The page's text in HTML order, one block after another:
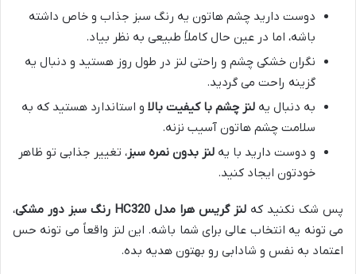
دوست دارید چشم هاتون یه رنگ سبز جذاب و خاص داشته
باشه، اما در عین حال کاملاً طبیعی به نظر بیاد.
نگران خشکی چشم و راحتی لنز در طول روز هستید و دنبال یه
گزینه راحت می گردید.
به دنبال یه لنز چشم با کیفیت بالا و استاندارد هستید که به
سلامت چشم هاتون آسیب نزنه.
و دوست دارید با یه لنز بدون نمره سبز، تغییر جذابی تو ظاهر
خودتون ایجاد کنید.
پس شک نکنید که لنز گریس هرا مدل HC320 رنگ سبز دور مشکی
،
می تونه یه انتخاب عالی برای شما باشه. این لنز واقعاً می تونه حس
اعتماد به نفس و شادابی رو بهتون هدیه بده.